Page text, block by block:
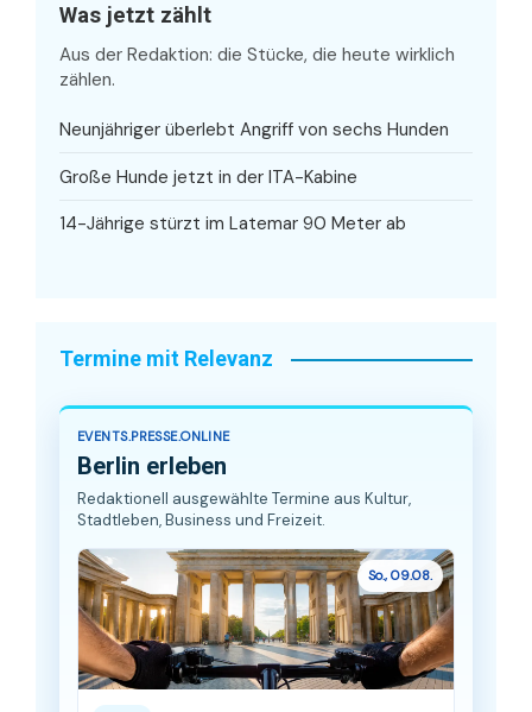
Was jetzt zählt
Aus der Redaktion: die Stücke, die heute wirklich
zählen.
Neunjähriger überlebt Angriff von sechs Hunden
Große Hunde jetzt in der ITA-Kabine
14-Jährige stürzt im Latemar 90 Meter ab
Termine mit Relevanz
EVENTS.PRESSE.ONLINE
Berlin erleben
Redaktionell ausgewählte Termine aus Kultur,
Stadtleben, Business und Freizeit.
So., 09.08.